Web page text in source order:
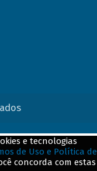
e tecnologias
de Uso e Política de
concorda com estas